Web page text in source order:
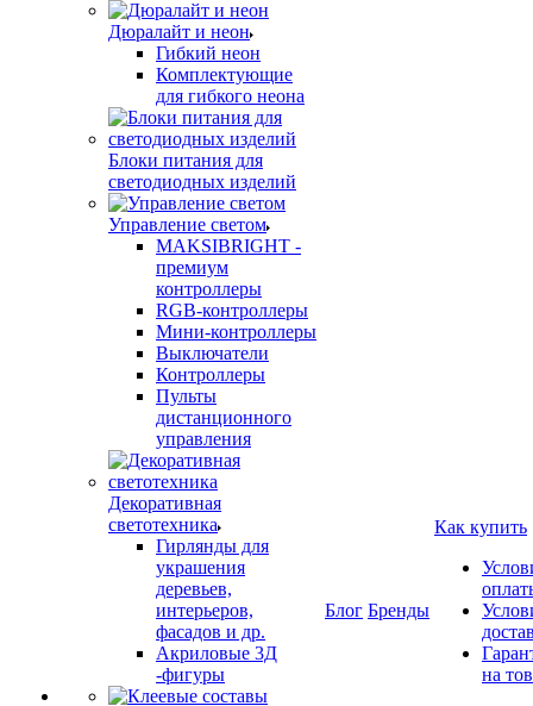
Дюралайт и неон
Гибкий неон
Комплектующие
для гибкого неона
Блоки питания для
светодиодных изделий
Управление светом
MAKSIBRIGHT -
премиум
контроллеры
RGB-контроллеры
Мини-контроллеры
Выключатели
Контроллеры
Пульты
дистанционного
управления
Декоративная
светотехника
Гирлянды для
украшения
деревьев,
интерьеров,
фасадов и др.
Акриловые 3Д
-фигуры
Блог Бренды
Как купить
на